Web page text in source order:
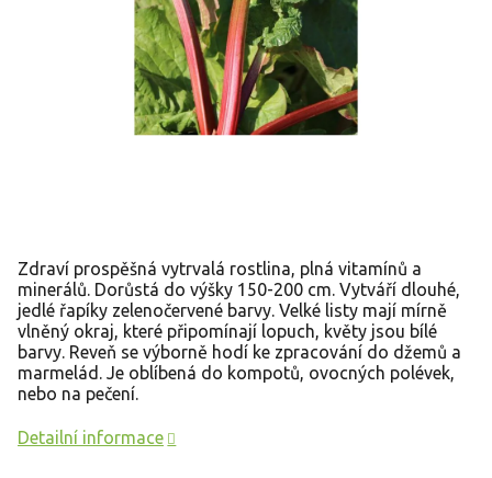
Zdraví prospěšná vytrvalá rostlina, plná vitamínů a
minerálů. Dorůstá do výšky 150-200 cm. Vytváří dlouhé,
jedlé řapíky zelenočervené barvy. Velké listy mají mírně
vlněný okraj, které připomínají lopuch, květy jsou bílé
barvy. Reveň se výborně hodí ke zpracování do džemů a
marmelád. Je oblíbená do kompotů, ovocných polévek,
nebo na pečení.
Detailní informace